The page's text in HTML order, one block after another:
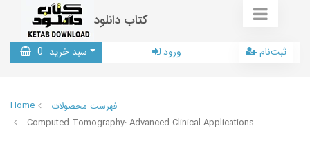
کتاب دانلود
سبد خرید 0 ورود ثبت‌نام
Home
فهرست محصولات
Computed Tomography: Advanced Clinical Applications